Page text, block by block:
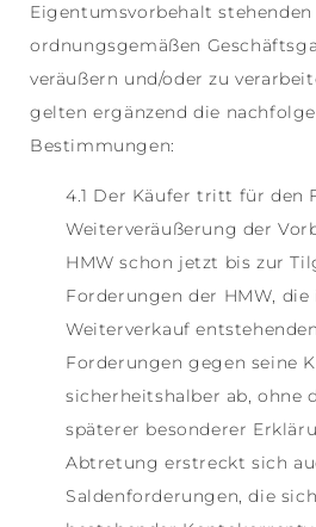
Eigentumsvorbehalt
ordnungsgemäßen
veräußern und/oder zu
gelten ergänzend die
Bestimmungen:
4.1 Der Käufer tritt für den
Weiterveräußerung der
HMW schon jetzt bis zur
Forderungen der HMW,
Weiterverkauf
Forderungen gegen seine
sicherheitshalber ab, ohne
späterer besonderer
Abtretung erstreckt sich
Saldenforderungen, die